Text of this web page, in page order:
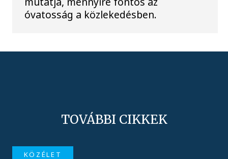
óvatosság a közlekedésben.
TOVÁBBI CIKKEK
KÖZÉLET